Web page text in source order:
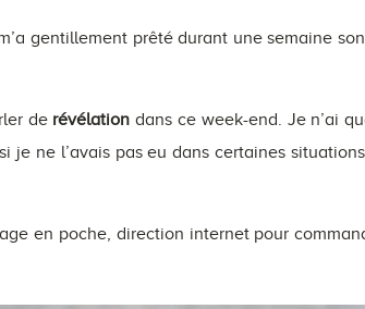
gentillement prêté durant une semaine
de révélation dans ce week-end. Je n’ai
je ne l’avais pas eu dans certaines
en poche, direction internet pour